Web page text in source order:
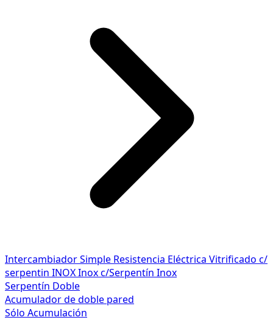
Intercambiador Simple Resistencia Eléctrica Vitrificado c/
serpentin INOXInox c/Serpentín Inox
Serpentín Doble
Acumulador de doble pared
Sólo Acumulación